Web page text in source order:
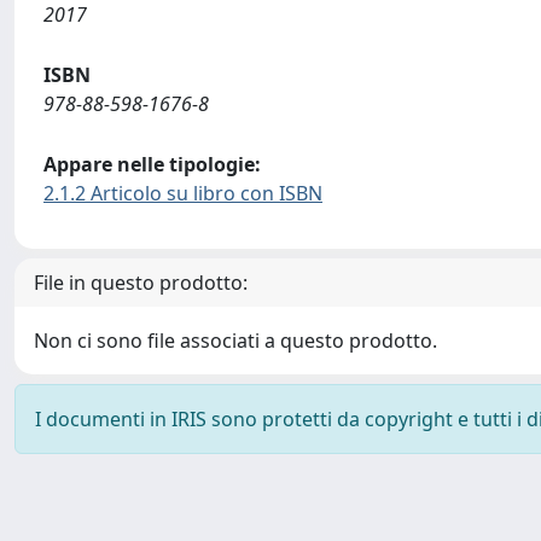
2017
ISBN
978-88-598-1676-8
Appare nelle tipologie:
2.1.2 Articolo su libro con ISBN
File in questo prodotto:
Non ci sono file associati a questo prodotto.
I documenti in IRIS sono protetti da copyright e tutti i